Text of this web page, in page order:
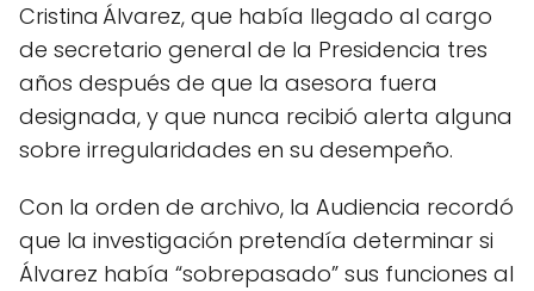
Cristina Álvarez, que había llegado al cargo
de secretario general de la Presidencia tres
años después de que la asesora fuera
designada, y que nunca recibió alerta alguna
sobre irregularidades en su desempeño.
Con la orden de archivo, la Audiencia recordó
que la investigación pretendía determinar si
Álvarez había “sobrepasado” sus funciones al